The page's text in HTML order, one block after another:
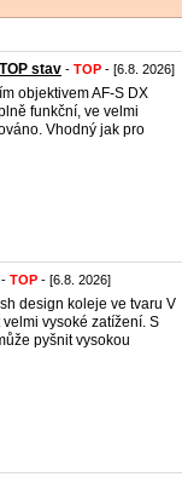
stav - TOP - [6.8. 2026]
objektivem AF-S DX
funkční, ve velmi
Vhodný jak pro
- TOP - [6.8. 2026]
design koleje ve tvaru V
vysoké zatížení. S
pyšnit vysokou